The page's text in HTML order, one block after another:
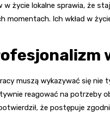
życie lokalne sprawia, że
momentach. Ich wkład w
muszą wykazywać się nie
reagować na potrzeby
że postępuje